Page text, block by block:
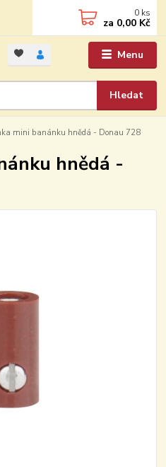
Menu
Hledat
0 ks
za 0,00 Kč
mini banánku hnědá - Donau 728
hnědá -